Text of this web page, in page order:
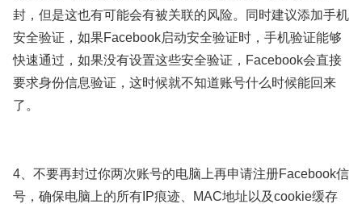
封，但是这也有可能会有被关联的风险。同时建议添加手机
安全验证，如果Facebook启动安全验证时，手机验证能够
快速通过，如果没有设置这些安全验证，Facebook会直接
要求身份信息验证，这时候就不知道账号什么时候能回来
了。
4、不要再封过你两次账号的电脑上再申请注册Facebook信
号，确保电脑上的所有IP痕迹、MAC地址以及cookie缓存